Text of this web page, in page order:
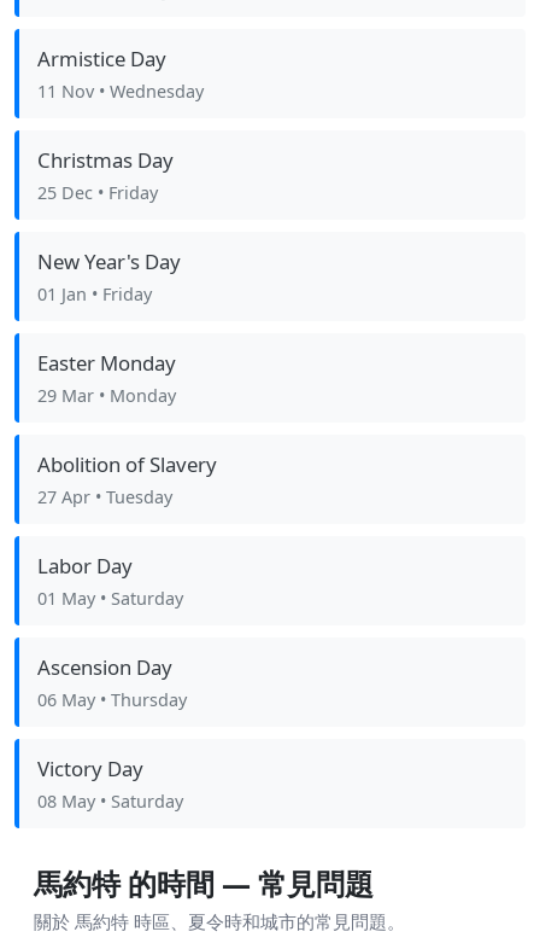
Armistice Day
11 Nov • Wednesday
Christmas Day
25 Dec • Friday
New Year's Day
01 Jan • Friday
Easter Monday
29 Mar • Monday
Abolition of Slavery
27 Apr • Tuesday
Labor Day
01 May • Saturday
Ascension Day
06 May • Thursday
Victory Day
08 May • Saturday
馬約特 的時間 — 常見問題
關於 馬約特 時區、夏令時和城市的常見問題。